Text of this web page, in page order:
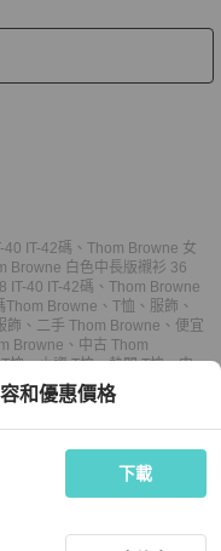
IT-42碼 、 Thom Browne 女
Browne 白色中長版襯衫 36
IT-40 IT-42碼 、 Thom Browne
Thom Browne 、 T恤 、 服飾 、
飾 、 二手 Thom Browne 、 便宜
Browne 、 中古 Thom
恤、小資 T恤、熱門 T恤、中
服飾、熱門 服飾、
和優惠價格
下載